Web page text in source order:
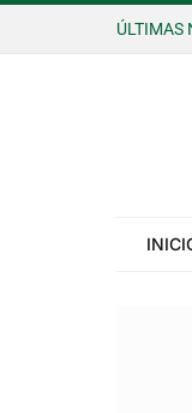
ÚLTIMAS